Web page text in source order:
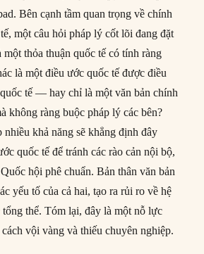
Bên cạnh tầm quan trọng về chính
một câu hỏi pháp lý cốt lõi đang đặt
thỏa thuận quốc tế có tính ràng
là một điều ước quốc tế được điều
tế — hay chỉ là một văn bản chính
không ràng buộc pháp lý các bên?
khả năng sẽ khẳng định đây
quốc tế để tránh các rào cản nội bộ,
hội phê chuẩn. Bản thân văn bản
yếu tố của cả hai, tạo ra rủi ro về hệ
thể. Tóm lại, đây là một nỗ lực
vội vàng và thiếu chuyên nghiệp.